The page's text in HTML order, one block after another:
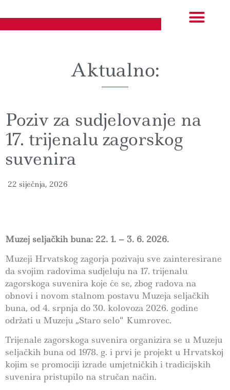
Aktualno:
Poziv za sudjelovanje na
17. trijenalu zagorskog
suvenira
22 siječnja, 2026
Muzej seljačkih buna: 22. 1. – 3. 6. 2026.
Muzeji Hrvatskog zagorja pozivaju sve zainteresirane
da svojim radovima sudjeluju na 17. trijenalu
zagorskoga suvenira koje će se, zbog radova na
obnovi i novom stalnom postavu Muzeja seljačkih
buna, od 4. srpnja do 30. kolovoza 2026. godine
održati u Muzeju „Staro selo“ Kumrovec.
Trijenale zagorskoga suvenira organizira se u Muzeju
seljačkih buna od 1978. g. i prvi je projekt u Hrvatskoj
kojim se promociji izrade umjetničkih i tradicijskih
suvenira pristupilo na stručan način.